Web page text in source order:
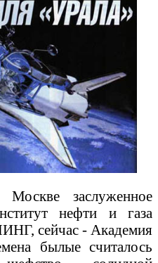
заслуженное
нефти и газа
сейчас - Академия
былые считалось